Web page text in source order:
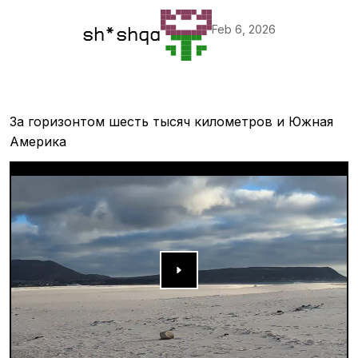
sh*shqa Feb 6, 2026
За горизонтом шесть тысяч километров и Южная
Америка
▶